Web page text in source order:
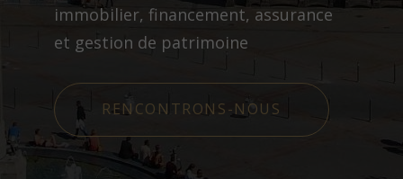
immobilier, financement, assurance
et gestion de patrimoine
RENCONTRONS-NOUS